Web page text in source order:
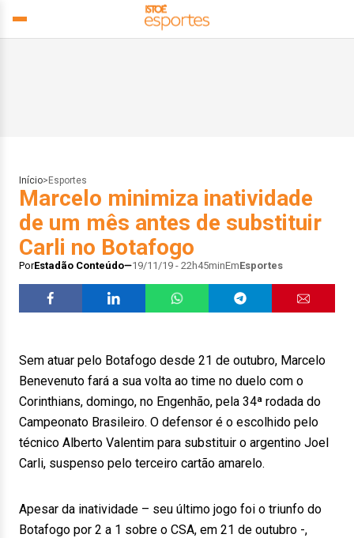
Início> Esportes
Marcelo minimiza inatividade
de um mês antes de substituir
Carli no Botafogo
PorEstadão Conteúdo 19/11/19 - 22h45minEmEsportes
Sem atuar pelo Botafogo desde 21 de outubro, Marcelo
Benevenuto fará a sua volta ao time no duelo com o
Corinthians, domingo, no Engenhão, pela 34ª rodada do
Campeonato Brasileiro. O defensor é o escolhido pelo
técnico Alberto Valentim para substituir o argentino Joel
Carli, suspenso pelo terceiro cartão amarelo.
Apesar da inatividade – seu último jogo foi o triunfo do
Botafogo por 2 a 1 sobre o CSA, em 21 de outubro -,